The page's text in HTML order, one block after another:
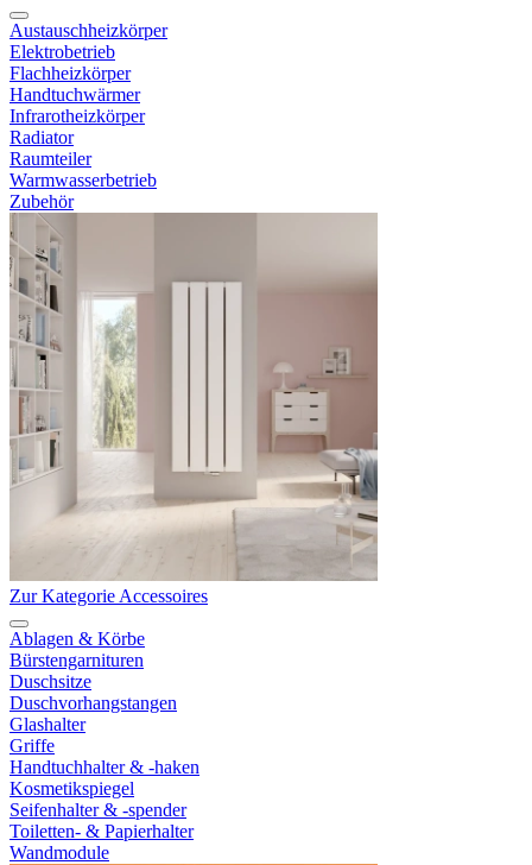
Austauschheizkörper
Elektrobetrieb
Flachheizkörper
Handtuchwärmer
Infrarotheizkörper
Radiator
Raumteiler
Warmwasserbetrieb
Zubehör
Zur Kategorie Accessoires
Ablagen & Körbe
Bürstengarnituren
Duschsitze
Duschvorhangstangen
Glashalter
Griffe
Handtuchhalter & -haken
Kosmetikspiegel
Seifenhalter & -spender
Toiletten- & Papierhalter
Wandmodule